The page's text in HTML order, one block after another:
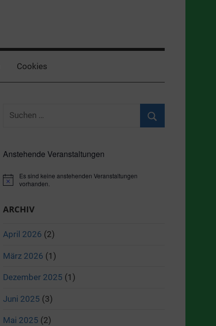
Cookies
Suchen
Anstehende Veranstaltungen
Hinweis
Es sind keine anstehenden Veranstaltungen
vorhanden.
ARCHIV
April 2026 (2)
März 2026 (1)
Dezember 2025 (1)
Juni 2025 (3)
Mai 2025 (2)